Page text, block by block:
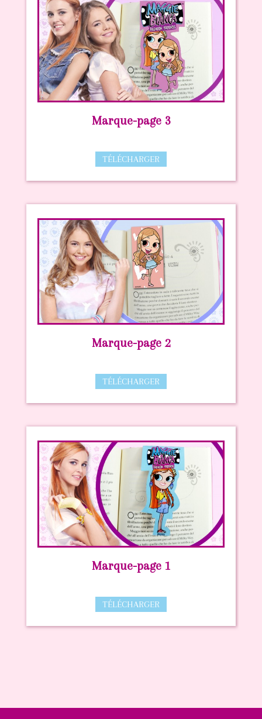
Marque-page 3
TÉLÉCHARGER
Marque-page 2
TÉLÉCHARGER
Marque-page 1
TÉLÉCHARGER